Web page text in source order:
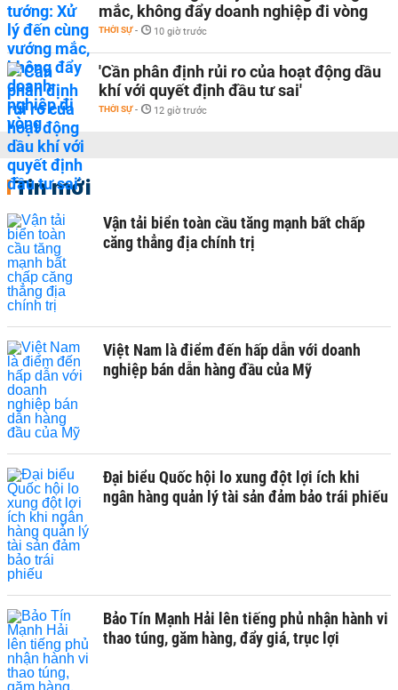
mắc, không đẩy doanh nghiệp đi vòng
THỜI SỰ - 10 giờ trước
'Cần phân định rủi ro của hoạt động dầu
khí với quyết định đầu tư sai'
THỜI SỰ - 12 giờ trước
Tin mới
Vận tải biển toàn cầu tăng mạnh bất chấp
căng thẳng địa chính trị
Việt Nam là điểm đến hấp dẫn với doanh
nghiệp bán dẫn hàng đầu của Mỹ
Đại biểu Quốc hội lo xung đột lợi ích khi
ngân hàng quản lý tài sản đảm bảo trái phiếu
Bảo Tín Mạnh Hải lên tiếng phủ nhận hành vi
thao túng, găm hàng, đẩy giá, trục lợi